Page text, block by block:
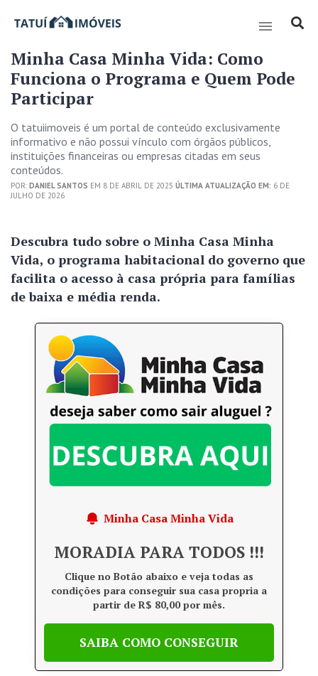
Minha Casa Minha Vida: Como
Funciona o Programa e Quem Pode
Participar
O tatuiimoveis é um portal de conteúdo exclusivamente
informativo e não possui vínculo com órgãos públicos,
instituições financeiras ou empresas citadas em seus
conteúdos.
POR: DANIEL SANTOS EM 8 DE ABRIL DE 2025 ÚLTIMA ATUALIZAÇÃO EM: 6 DE
JULHO DE 2026
Descubra tudo sobre o Minha Casa Minha
Vida, o programa habitacional do governo que
facilita o acesso à casa própria para famílias
de baixa e média renda.
Minha Casa Minha Vida
MORADIA PARA TODOS !!!
Clique no Botão abaixo e veja todas as
condições para conseguir sua casa propria a
partir de R$ 80,00 por mês.
SAIBA COMO CONSEGUIR